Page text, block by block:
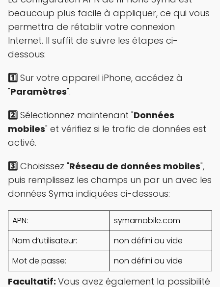
beaucoup plus facile à appliquer, ce qui vous
permettra de rétablir votre connexion
Internet. Il suffit de suivre les étapes ci-
dessous:
1️⃣ Sur votre appareil iPhone, accédez à
"Paramètres".
2️⃣ Sélectionnez maintenant "Données
mobiles" et vérifiez si le trafic de données est
activé.
3️⃣ Choisissez "Réseau de données mobiles",
puis remplissez les champs un par un avec les
données Syma indiquées ci-dessous:
APN:
symamobile.com
Nom d’utilisateur:
non défini ou vide
Mot de passe:
non défini ou vide
Facultatif: Vous avez également la possibilité